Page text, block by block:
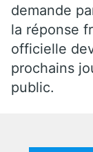
demande
la réponse
officielle
prochains
public.